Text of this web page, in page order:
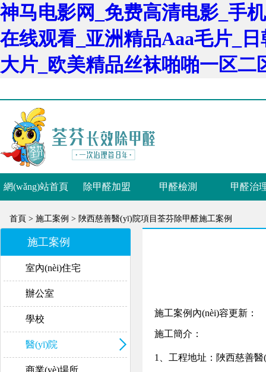
神马电影网_免费高清电影_手
在线观看_亚洲精品Aaa毛片_
大片_欧美精品丝袜啪啪一区二
網(wǎng)站首頁 除甲醛加盟 甲醛檢測 甲醛治
首頁 > 施工案例 > 陜西慈善醫(yī)院項目荃芬除甲醛施工案例
施工案例
室內(nèi)住宅
辦公室
學校
醫(yī)院
商業(yè)場所
施工案例內(nèi)容更新：
施工簡介：
1、工程地址：陜西慈善